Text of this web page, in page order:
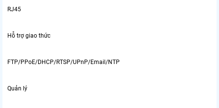
RJ45
Hỗ trợ giao thức
FTP/PPoE/DHCP/RTSP/UPnP/Email/NTP
Quản lý